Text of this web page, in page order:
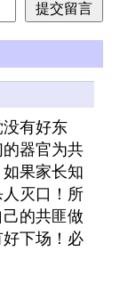
有好东
器官为共
果家长知
灭口！所
的共匪做
下场！必